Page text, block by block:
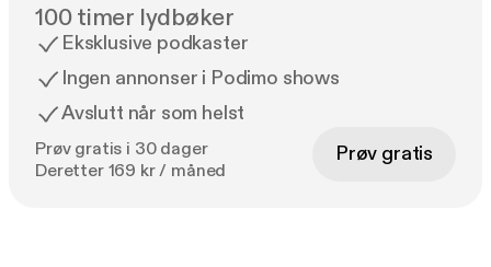
100 timer lydbøker
Eksklusive podkaster
Ingen annonser i Podimo shows
Avslutt når som helst
Prøv gratis i 30 dager
Deretter 169 kr / måned
Prøv gratis